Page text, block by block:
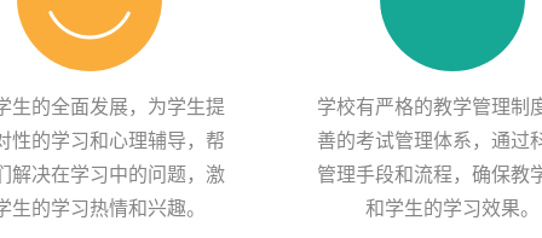
生的全面发展，为学生提
性的学习和心理辅导，帮
解决在学习中的问题，激
生的学习热情和兴趣。
学校有严格的教学管理制
善的考试管理体系，通过
管理手段和流程，确保教
和学生的学习效果。